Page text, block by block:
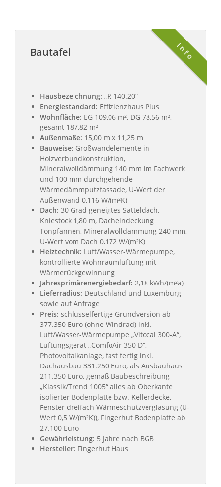
Info
Bautafel
Hausbezeichnung: „R 140.20“
Energiestandard: Effizienzhaus Plus
Wohnfläche: EG 109,06 m², DG 78,56 m²,
gesamt 187,82 m²
Außenmaße: 15,00 m x 11,25 m
Bauweise: Großwandelemente in
Holzverbundkonstruktion,
Mineralwolldämmung 140 mm im Fachwerk
und 100 mm durchgehende
Wärmedämmputzfassade, U-Wert der
Außenwand 0,116 W/(m²K)
Dach: 30 Grad geneigtes Satteldach,
Kniestock 1,80 m, Dacheindeckung
Tonpfannen, Mineralwolldämmung 240 mm,
U-Wert vom Dach 0,172 W/(m²K)
Heiztechnik: Luft/Wasser-Wärmepumpe,
kontrollierte Wohnraumlüftung mit
Wärmerückgewinnung
Jahresprimärenergiebedarf: 2,18 kWh/(m²a)
Lieferradius: Deutschland und Luxemburg
sowie auf Anfrage
Preis: schlüsselfertige Grundversion ab
377.350 Euro (ohne Windrad) inkl.
Luft/Wasser-Wärmepumpe „Vitocal 300-A“,
Lüftungsgerät „ComfoAir 350 D“,
Photovoltaikanlage, fast fertig inkl.
Dachausbau 331.250 Euro, als Ausbauhaus
211.350 Euro, gemäß Baubeschreibung
„Klassik/Trend 1005“ alles ab Oberkante
isolierter Bodenplatte bzw. Kellerdecke,
Fenster dreifach Wärmeschutzverglasung (U-
Wert 0,5 W/(m²K)), Fingerhut Bodenplatte ab
27.100 Euro
Gewährleistung: 5 Jahre nach BGB
Hersteller: Fingerhut Haus